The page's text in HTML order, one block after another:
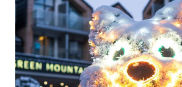
Polska